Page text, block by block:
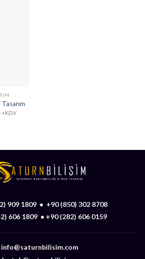
+KDV
909 1809 • +90 (850) 302 8708
606 1809• +90 (282) 606 0159
info@saturnbilisim.com